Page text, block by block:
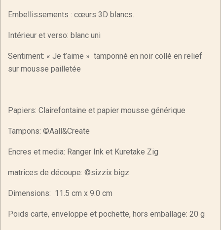
Embellissements : cœurs 3D blancs.
Intérieur et verso: blanc uni
Sentiment: « Je t’aime » tamponné en noir collé en relief
sur mousse pailletée
Papiers: Clairefontaine et papier mousse générique
Tampons: ©Aall&Create
Encres et media: Ranger Ink et Kuretake Zig
matrices de découpe: ©sizzix bigz
Dimensions: 11.5 cm x 9.0 cm
Poids carte, enveloppe et pochette, hors emballage: 20 g